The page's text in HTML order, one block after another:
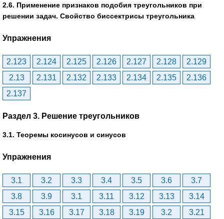
2.6. Применение признаков подобия треугольников при
решении задач. Свойство биссектрисы треугольника
Упражнения
2.123 2.124 2.125 2.126 2.127 2.128
2.129
2.13
2.131 2.132 2.133 2.134 2.135
2.136
2.137
Раздел 3. Решение треугольников
3.1. Теоремы косинусов и синусов
Упражнения
3.1 3.2 3.3 3.4 3.5 3.6
3.7
3.8
3.9 3.1 3.11 3.12 3.13
3.14
3.15
3.16 3.17 3.18 3.19 3.2
3.21